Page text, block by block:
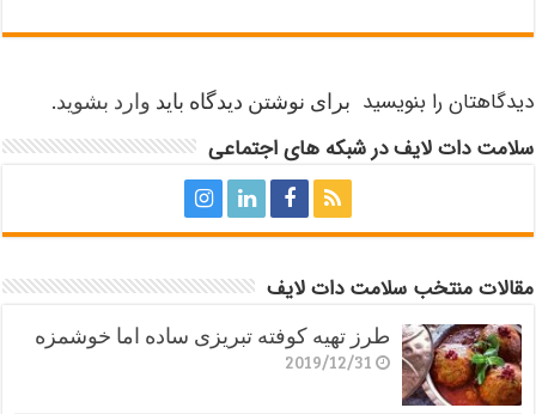
دیدگاهتان را بنویسید برای نوشتن دیدگاه باید وارد بشوید.
سلامت دات لایف در شبکه های اجتماعی
مقالات منتخب سلامت دات لایف
طرز تهیه کوفته تبریزی ساده اما خوشمزه
2019/12/31